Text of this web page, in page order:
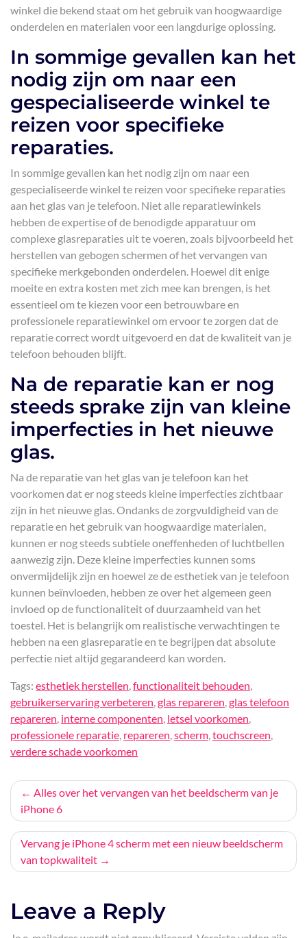
winkel die bekend staat om het gebruik van hoogwaardige
onderdelen en materialen voor een langdurige oplossing.
In sommige gevallen kan het
nodig zijn om naar een
gespecialiseerde winkel te
reizen voor specifieke
reparaties.
In sommige gevallen kan het nodig zijn om naar een
gespecialiseerde winkel te reizen voor specifieke reparaties
aan het glas van je telefoon. Niet alle reparatiewinkels
hebben de expertise of de benodigde apparatuur om
complexe glasreparaties uit te voeren, zoals bijvoorbeeld het
herstellen van gebogen schermen of het vervangen van
specifieke merkgebonden onderdelen. Hoewel dit enige
moeite en extra kosten met zich mee kan brengen, is het
essentieel om te kiezen voor een betrouwbare en
professionele reparatiewinkel om ervoor te zorgen dat de
reparatie correct wordt uitgevoerd en dat de kwaliteit van je
telefoon behouden blijft.
Na de reparatie kan er nog
steeds sprake zijn van kleine
imperfecties in het nieuwe
glas.
Na de reparatie van het glas van je telefoon kan het
voorkomen dat er nog steeds kleine imperfecties zichtbaar
zijn in het nieuwe glas. Ondanks de zorgvuldigheid van de
reparatie en het gebruik van hoogwaardige materialen,
kunnen er nog steeds subtiele oneffenheden of luchtbellen
aanwezig zijn. Deze kleine imperfecties kunnen soms
onvermijdelijk zijn en hoewel ze de esthetiek van je telefoon
kunnen beïnvloeden, hebben ze over het algemeen geen
invloed op de functionaliteit of duurzaamheid van het
toestel. Het is belangrijk om realistische verwachtingen te
hebben na een glasreparatie en te begrijpen dat absolute
perfectie niet altijd gegarandeerd kan worden.
Tags: esthetiek herstellen,functionaliteit behouden,
gebruikerservaring verbeteren,glas repareren,glas telefoon
repareren, interne componenten, letsel voorkomen,
professionele reparatie, repareren,scherm,touchscreen,
verdere schade voorkomen
Bericht
navigatie
Alles over het vervangen van het beeldscherm van je
iPhone 6
Vervang je iPhone 4 scherm met een nieuw beeldscherm
van topkwaliteit
Leave a Reply